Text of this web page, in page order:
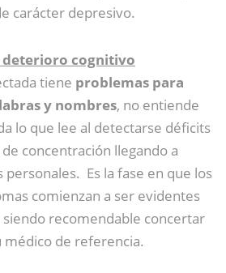
carácter depresivo.
deterioro cognitivo
tiene problemas para
y nombres, no entiende
lo que lee al detectarse déficits
concentración llegando a
Es la fase en que los
comienzan a ser evidentes
recomendable concertar
médico de referencia.